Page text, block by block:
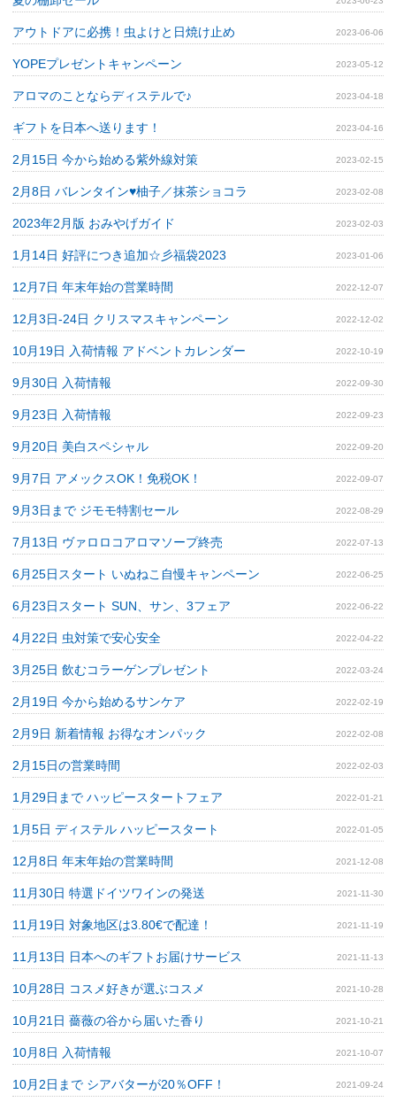
アウトドアに必携！虫よけと日焼け止め 2023-06-06
YOPEプレゼントキャンペーン 2023-05-12
アロマのことならディステルで♪ 2023-04-18
ギフトを日本へ送ります！ 2023-04-16
2月15日 今から始める紫外線対策 2023-02-15
2月8日 バレンタイン♥柚子／抹茶ショコラ 2023-02-08
2023年2月版 おみやげガイド 2023-02-03
1月14日 好評につき追加☆彡福袋2023 2023-01-06
12月7日 年末年始の営業時間 2022-12-07
12月3日‐24日 クリスマスキャンペーン 2022-12-02
10月19日 入荷情報 アドベントカレンダー 2022-10-19
9月30日 入荷情報 2022-09-30
9月23日 入荷情報 2022-09-23
9月20日 美白スペシャル 2022-09-20
9月7日 アメックスOK！免税OK！ 2022-09-07
9月3日まで ジモモ特割セール 2022-08-29
7月13日 ヴァロロコアロマソープ終売 2022-07-13
6月25日スタート いぬねこ自慢キャンペーン 2022-06-25
6月23日スタート SUN、サン、3フェア 2022-06-22
4月22日 虫対策で安心安全 2022-04-22
3月25日 飲むコラーゲンプレゼント 2022-03-24
2月19日 今から始めるサンケア 2022-02-19
2月9日 新着情報 お得なオンパック 2022-02-08
2月15日の営業時間 2022-02-03
1月29日まで ハッピースタートフェア 2022-01-21
1月5日 ディステル ハッピースタート 2022-01-05
12月8日 年末年始の営業時間 2021-12-08
11月30日 特選ドイツワインの発送 2021-11-30
11月19日 対象地区は3.80€で配達！ 2021-11-19
11月13日 日本へのギフトお届けサービス 2021-11-13
10月28日 コスメ好きが選ぶコスメ 2021-10-28
10月21日 薔薇の谷から届いた香り 2021-10-21
10月8日 入荷情報 2021-10-07
10月2日まで シアバターが20％OFF！ 2021-09-24